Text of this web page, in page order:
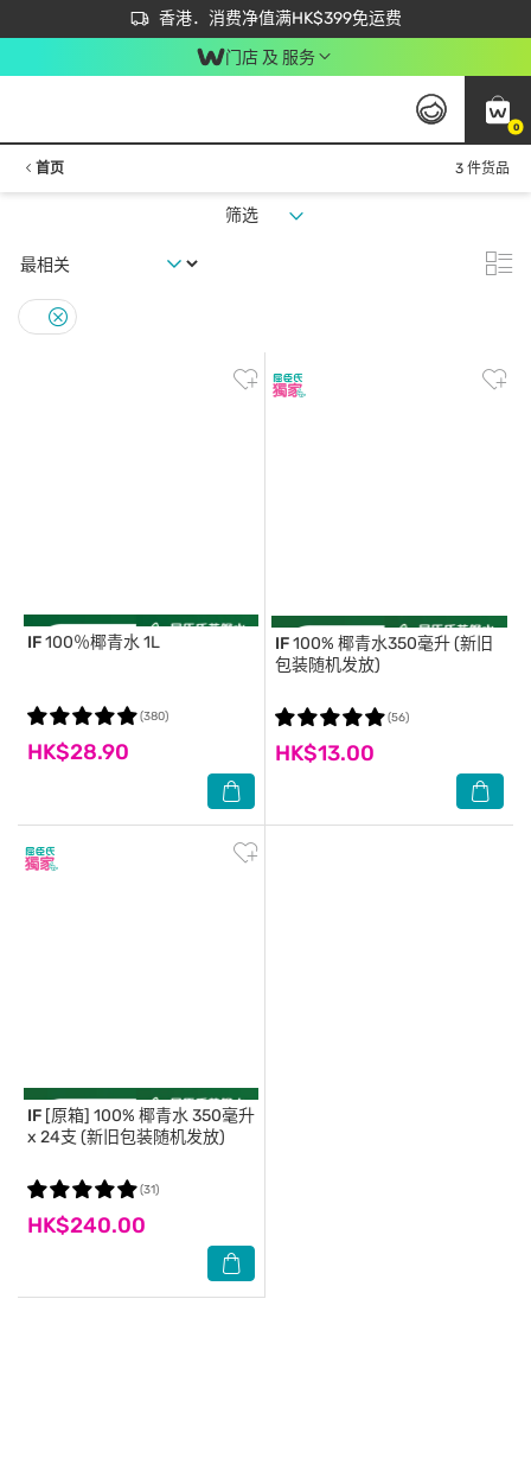
香港．消费净值满HK$399免运费
立即成为易赏钱会员尽享独家优惠
首次APP下单买满$450 输入 NEWAPP 即减$50
门店 及 服务
0
首页 3 件货品
筛选
IF100％椰青水 1L
HK$28.90
(380)
IF100% 椰青水350毫升 (新旧
包装随机发放)
HK$13.00
(56)
IF [原箱] 100% 椰青水 350毫升
x 24支 (新旧包装随机发放)
HK$240.00
(31)